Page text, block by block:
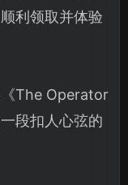
利领取并体验
《The Operator
段扣人心弦的